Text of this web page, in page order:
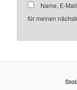
Name, E-
für meinen